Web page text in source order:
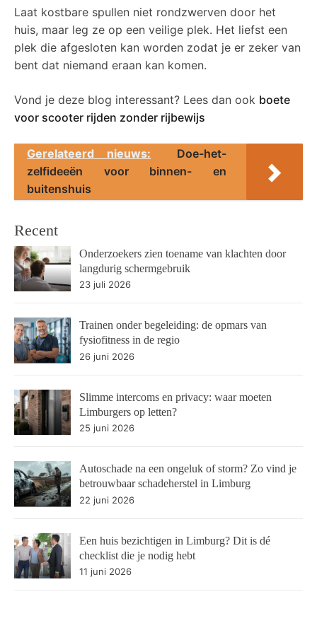
Laat kostbare spullen niet rondzwerven door het
huis, maar leg ze op een veilige plek. Het liefst een
plek die afgesloten kan worden zodat je er zeker van
bent dat niemand eraan kan komen.
Vond je deze blog interessant? Lees dan ook boete
voor scooter rijden zonder rijbewijs
Gerelateerd nieuws:
Doe-het-
zelfideeën voor binnen- en
buitenshuis
Recent
Onderzoekers zien toename van klachten door
langdurig schermgebruik
23 juli 2026
Trainen onder begeleiding: de opmars van
fysiofitness in de regio
26 juni 2026
Slimme intercoms en privacy: waar moeten
Limburgers op letten?
25 juni 2026
Autoschade na een ongeluk of storm? Zo vind je
betrouwbaar schadeherstel in Limburg
22 juni 2026
Een huis bezichtigen in Limburg? Dit is dé
checklist die je nodig hebt
11 juni 2026